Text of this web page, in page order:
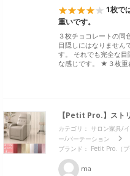
1枚で
重いです。
３枚チョコレートの同
目隠しにはなりません
す。 それでも完全な
な感じです。 ★３枚重
【Petit Pro.】スト
カテゴリ： サロン家具/
ー/パーテーション
ブランド： Petit Pro.（プ
ma